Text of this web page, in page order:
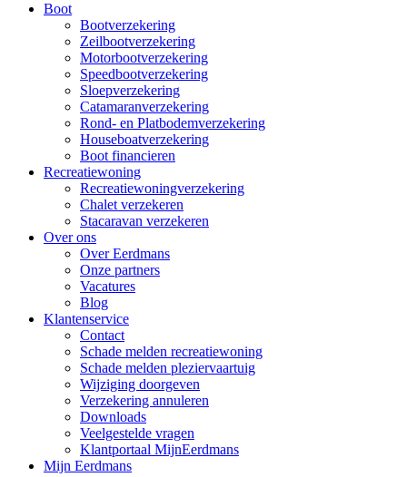
Boot
Bootverzekering
Zeilbootverzekering
Motorbootverzekering
Speedbootverzekering
Sloepverzekering
Catamaranverzekering
Rond- en Platbodemverzekering
Houseboatverzekering
Boot financieren
Recreatiewoning
Recreatiewoningverzekering
Chalet verzekeren
Stacaravan verzekeren
Over ons
Over Eerdmans
Onze partners
Vacatures
Blog
Klantenservice
Contact
Schade melden recreatiewoning
Schade melden pleziervaartuig
Wijziging doorgeven
Verzekering annuleren
Downloads
Veelgestelde vragen
Klantportaal MijnEerdmans
Mijn Eerdmans